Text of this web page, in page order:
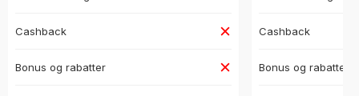
Cashback
Bonus og rabatter
Cashback
Bonus og rabatter